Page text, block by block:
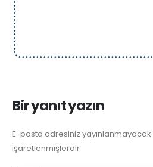
Bir yanıt yazın
E-posta adresiniz yayınlanmayacak.
işaretlenmişlerdir